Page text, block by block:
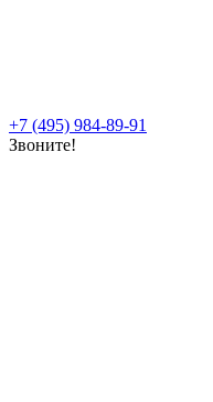
+7 (495) 984-89-91
Звоните!